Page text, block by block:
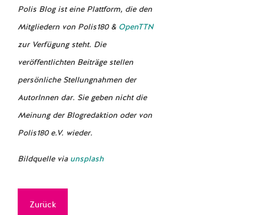
Polis Blog ist eine Plattform, die den
Mitgliedern von Polis180 & OpenTTN
zur Verfügung steht. Die
veröffentlichten Beiträge stellen
persönliche Stellungnahmen der
AutorInnen dar. Sie geben nicht die
Meinung der Blogredaktion oder von
Polis180 e.V. wieder.
Bildquelle via unsplash
Zurück